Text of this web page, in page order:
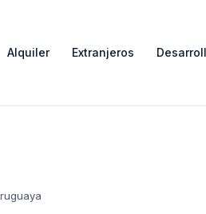
Alquiler Extranjeros